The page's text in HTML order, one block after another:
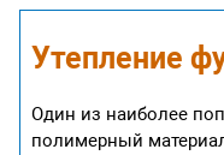
Утепление
Один из наиболее
полимерный